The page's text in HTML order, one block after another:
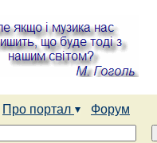
Про портал
Форум